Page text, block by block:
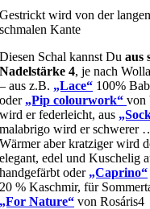
Gestrickt wird von der
schmalen Kante
Diesen Schal kannst Duaus
Nadelstärke 4, je nach
– aus z.B. „Lace“ 100%
oder „Pip colourwork“ von
wird er federleicht, aus
malabrigo wird er schwerer
Wärmer aber kratziger wird
elegant, edel und Kuschelig
handgefärbt oder „Caprino“
20 % Kaschmir, für
„For Nature“ von